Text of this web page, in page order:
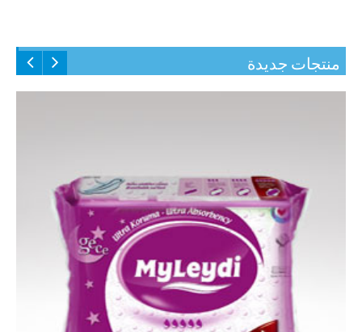
منتجات جديدة